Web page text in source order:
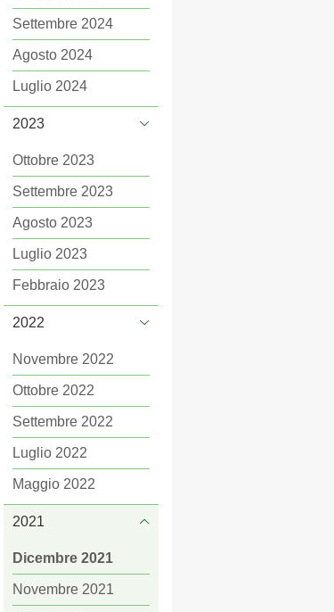
Settembre 2024
Agosto 2024
Luglio 2024
2023
Ottobre 2023
Settembre 2023
Agosto 2023
Luglio 2023
Febbraio 2023
2022
Novembre 2022
Ottobre 2022
Settembre 2022
Luglio 2022
Maggio 2022
2021
Dicembre 2021
Novembre 2021